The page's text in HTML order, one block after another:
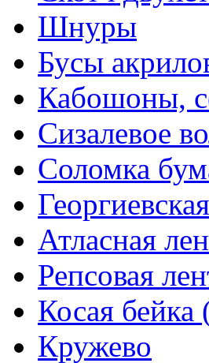
Шнуры
Бусы
Кабошоны,
Сизалевое
Соломка
Атласная
Репсовая
Косая бейка
Кружево